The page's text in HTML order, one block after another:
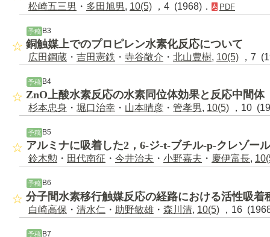
松崎五三男 ・ 多田旭男, 10(5) ，4 (1968)． PDF
予稿B3
銅触媒上でのプロピレン水素化反応について
広田鋼蔵 ・ 吉田憲鉄 ・ 寺谷敞介 ・ 北山豊樹, 10(5) ，7
予稿 B4
ZnO上酸水素反応の水素同位体効果と反応中間体
杉本忠身 ・ 堀口治幸 ・ 山本晴彦 ・ 管孝男, 10(5) ，10
予稿 B5
アルミナに吸着した2，6-ジ-t-ブチル-p-クレゾー
鈴木勲 ・ 田代南征 ・ 今井治夫 ・ 小野嘉夫 ・ 慶伊富長,
予稿 B6
分子間水素移行触媒反応の経路における活性吸着
白崎高保 ・ 清水仁 ・ 助野敏雄 ・ 森川清, 10(5) ，16
予稿 B7